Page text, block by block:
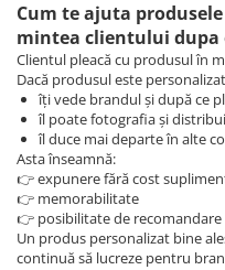
Cum te ajuta
mintea clientului dupa
Clientul pleacă cu produsul în
Dacă produsul este
îți vede brandul și după ce
îl poate fotografia și distribui
îl duce mai departe în alte
Asta înseamnă:
👉 expunere fără cost
👉 memorabilitate
👉 posibilitate de recomandare
Un produs personalizat bine
continuă să lucreze pentru